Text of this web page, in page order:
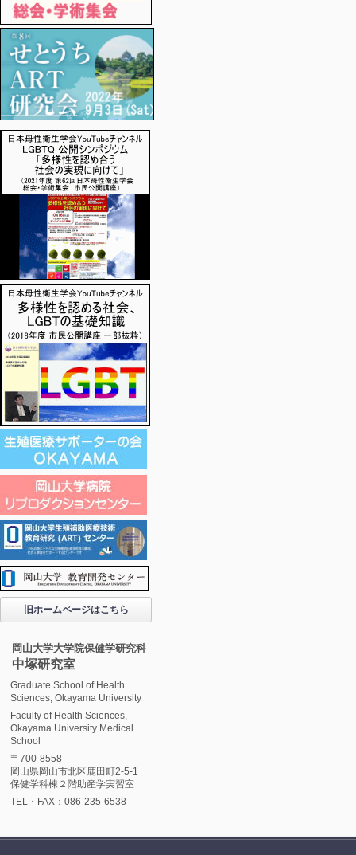
旧ホームページはこちら
岡山大学大学院保健学研究科
中塚研究室
Graduate School of Health
Sciences, Okayama University
Faculty of Health Sciences,
Okayama University Medical
School
〒700-8558
岡山県岡山市北区鹿田町2-5-1
保健学科棟２階助産学実習室
TEL・FAX：086-235-6538